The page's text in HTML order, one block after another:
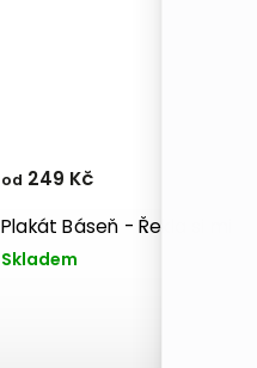
Plakát Báseň - Řekla si mi
Skladem
od 249 Kč